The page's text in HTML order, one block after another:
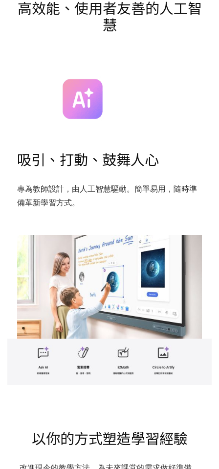
高效能、使用者友善的人工智
慧
吸引、打動、鼓舞人心
專為教師設計，由人工智慧驅動。簡單易用，隨時準
備革新學習方式。
以你的方式塑造學習經驗